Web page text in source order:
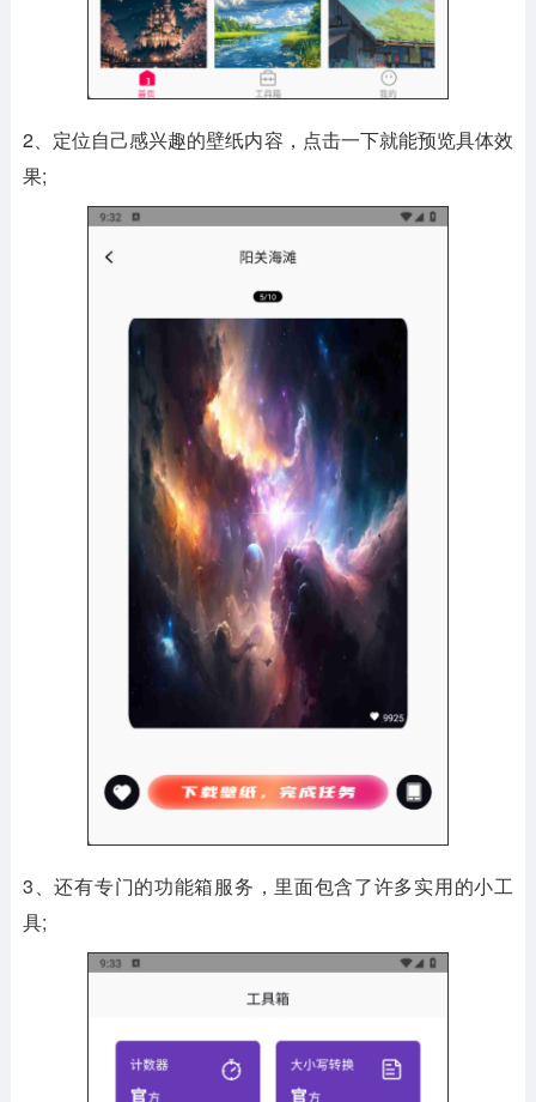
2、定位自己感兴趣的壁纸内容，点击一下就能预览具体效
果;
3、还有专门的功能箱服务，里面包含了许多实用的小工
具;